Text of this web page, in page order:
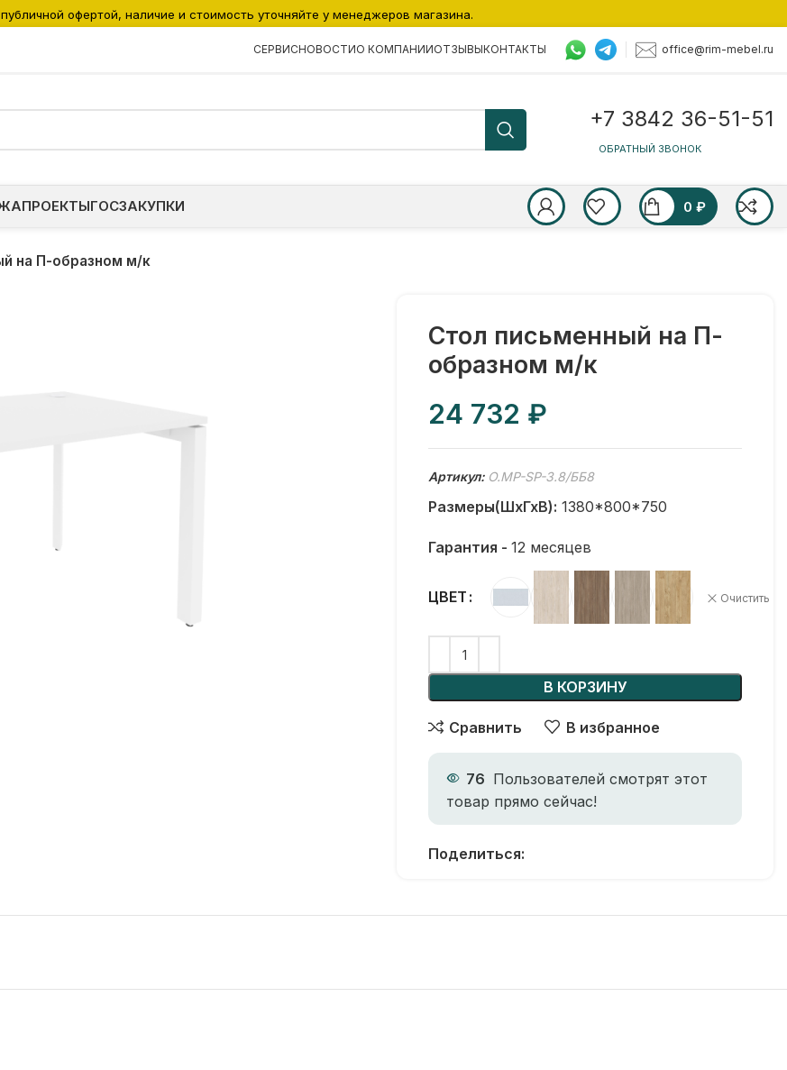
СЕРВИСНОВОСТИО КОМПАНИИОТЗЫВЫКОНТАКТЫ office@rim-mebel.ru
+7 3842 36-51-51
ОБРАТНЫЙ ЗВОНОК
ПРОЕКТЫГОСЗАКУПКИ 0 ₽
на П-образном м/к
Стол письменный на П-
образном м/к
₽
Артикул: O.MP-SP-3.8/ББ8
Размеры(ШхГхВ): 1380*800*750
Гарантия - 12 месяцев
ЦВЕТ Очистить
В КОРЗИНУ
Сравнить В избранное
76 Пользователей смотрят этот
товар прямо сейчас!
Поделиться:
офертой, наличие и стоимость уточняйте у менеджеров магазина.